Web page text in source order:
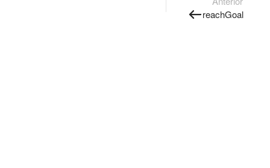
reachGoal